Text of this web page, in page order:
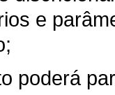
e
poderá